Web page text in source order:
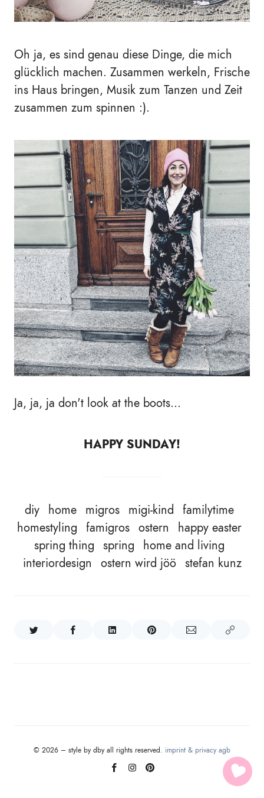
Oh ja, es sind genau diese Dinge, die mich
glücklich machen. Zusammen werkeln, Frische
ins Haus bringen, Musik zum Tanzen und Zeit
zusammen zum spinnen :).
Ja, ja, ja don't look at the boots...
HAPPY SUNDAY!
diy home migros migi-kind familytime
homestyling famigros ostern
happy easter
spring thing spring
home and living
interiordesign
ostern wird jöö stefan kunz
© 2026 – style by dby all rights reserved. imprint & privacy agb